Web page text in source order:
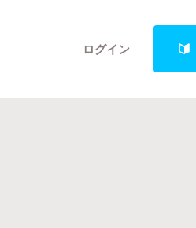
ログイン